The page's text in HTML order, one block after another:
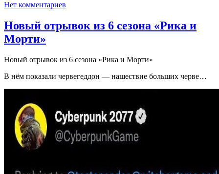
Нет комментариев
Новый отрывок из 6 сезона «Рика и
Морти»
Новый отрывок из 6 сезона «Рика и Морти»
В нём показали червегеддон — нашествие больших черве…